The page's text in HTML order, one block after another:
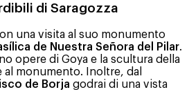
di Saragozza
una visita al suo monumento
de Nuestra Señora del Pilar.
opere di Goya e la scultura della
al monumento. Inoltre, dal
de Borja godrai di una vista